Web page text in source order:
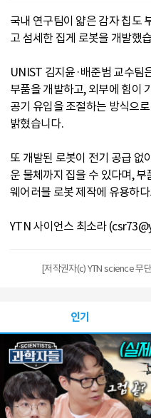
국내 연구팀이 얇은 감자 칩도
고 섬세한 집게 로봇을 개발했
UNIST 김지윤·배준범 교수팀
부품을 개발하고, 외부에 힘이
공기 유입을 조절하는 방식으
밝혔습니다.
또 개발된 로봇이 전기 공급 없
운 물체까지 집을 수 있다며,
웨어러블 로봇 제작에 유용하
YTN 사이언스 최소라
[저작권자(c) YTN science 무
인기